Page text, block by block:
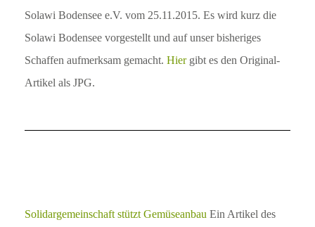
Solawi Bodensee e.V. vom 25.11.2015. Es wird kurz die
Solawi Bodensee vorgestellt und auf unser bisheriges
Schaffen aufmerksam gemacht. Hiergibt es den Original-
Artikel als JPG.
Solidargemeinschaft stützt Gemüseanbau Ein Artikel des